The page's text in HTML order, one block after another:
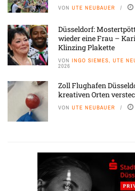
VON UTE NEUBAUER
Düsseldorf:
wieder eine Frau –
Klinzing Plakette
VON INGO SIEMES, UTE
2026
Zoll Flughafen
kreativen Orten
VON UTE NEUBAUER